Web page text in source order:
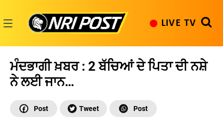
content
LIVE TV
ਮੰਦਭਾਗੀ ਖ਼ਬਰ : 2 ਬੱਚਿਆਂ ਦੇ ਪਿਤਾ ਦੀ ਨਸ਼ੇ
ਨੇ ਲਈ ਜਾਨ…